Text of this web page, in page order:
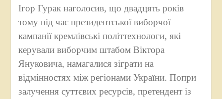
Ігор Гурак наголосив, що двадцять років
тому під час президентської виборчої
кампанії кремлівські політтехнологи, які
керували виборчим штабом Віктора
Януковича, намагалися зіграти на
відмінностях між регіонами України. Попри
залучення суттєвих ресурсів, претендент із